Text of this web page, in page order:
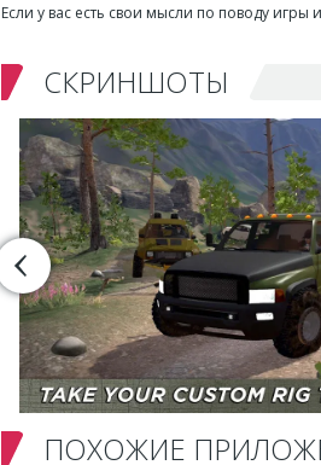
Если у вас есть свои мысли по поводу
СКРИНШОТЫ
ПОХОЖИЕ